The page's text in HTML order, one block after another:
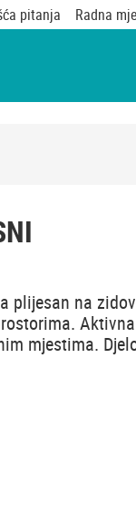
pitanja Radna
plijesan na
mjestima.